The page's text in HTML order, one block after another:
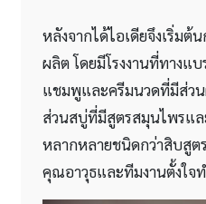
หลังจากได้ไอเดียจึงเริ่มต้
ผลิต โดยมีโรงงานที่ทางแ
แชมพูและครีมนวดที่มีส่ว
ส่วนสบู่ที่มีสูตรสมุนไพรแล
หลากหลายชนิดกว่าสิบสูต
คุณอาวุธและทีมงานตั้งใจ